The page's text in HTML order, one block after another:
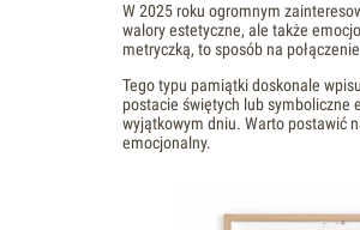
W 2025 roku ogromnym
walory estetyczne, ale także
metryczką, to sposób na
Tego typu pamiątki doskonale
postacie świętych lub symboliczne
wyjątkowym dniu. Warto postawić
emocjonalny.